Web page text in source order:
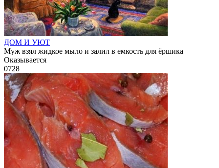
ДОМ И УЮТ
Муж взял жидкое мыло и залил в емкость для ёршика
Оказывается
0728